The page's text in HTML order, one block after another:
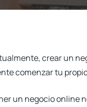
crear un
comenzar tu
un negocio online